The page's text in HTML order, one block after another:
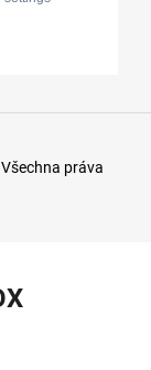
Všechna práva